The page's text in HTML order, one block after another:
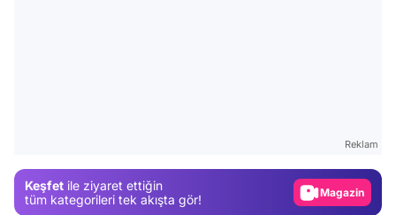
Reklam
Keşfet ile ziyaret ettiğin
tüm kategorileri tek akışta gör!
Video